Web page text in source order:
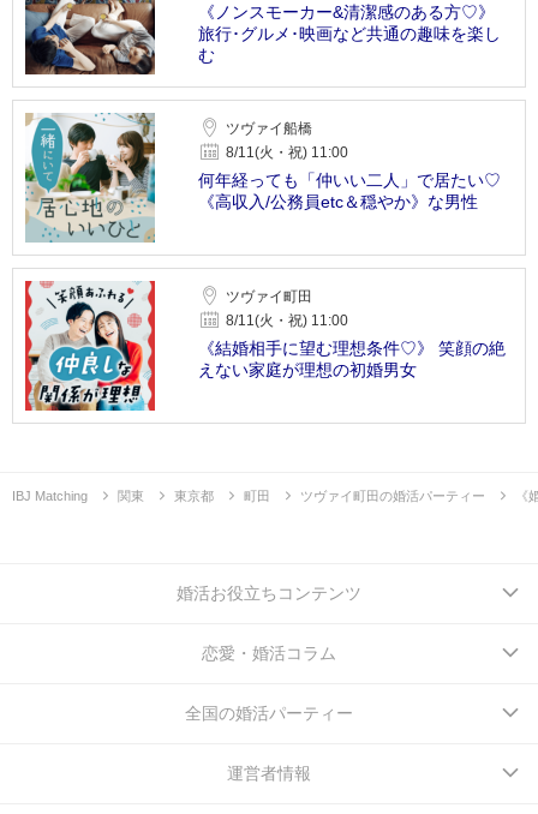
《ノンスモーカー&清潔感のある方♡》
旅行･グルメ･映画など共通の趣味を楽し
む
ツヴァイ船橋
8/11(火・祝) 11:00
何年経っても「仲いい二人」で居たい♡
《高収入/公務員etc＆穏やか》な男性
ツヴァイ町田
8/11(火・祝) 11:00
《結婚相手に望む理想条件♡》 笑顔の絶
えない家庭が理想の初婚男女
IBJ Matching 関東 東京都 町田 ツヴァイ町田の婚活パーティー 《
婚活お役立ちコンテンツ
恋愛・婚活コラム
全国の婚活パーティー
運営者情報